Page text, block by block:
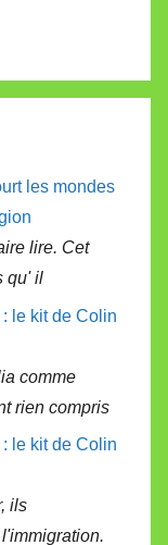
les mondes
lire. Cet
qu' il
le kit de Colin
comme
rien compris
le kit de Colin
ils